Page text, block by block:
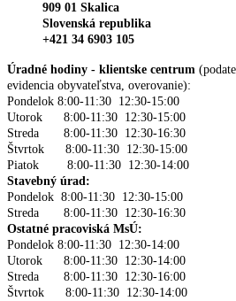
909 01 Skalica
Slovenská republika
+421 34 6903 105
Úradné hodiny - klientske centrum
evidencia obyvateľstva, overovanie):
Pondelok 8:00-11:30 12:30-15:00
Utorok 8:00-11:30 12:30-15:00
Streda 8:00-11:30 12:30-16:30
Štvrtok 8:00-11:30 12:30-15:00
Piatok 8:00-11:30 12:30-14:00
Stavebný úrad:
Pondelok 8:00-11:30 12:30-15:00
Streda 8:00-11:30 12:30-16:30
Ostatné pracoviská MsÚ:
Pondelok 8:00-11:30 12:30-14:00
Utorok 8:00-11:30 12:30-14:00
Streda 8:00-11:30 12:30-16:00
Štvrtok 8:00-11:30 12:30-14:00